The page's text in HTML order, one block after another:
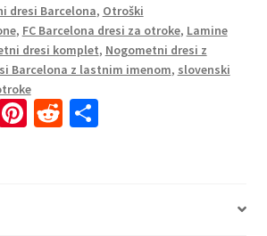
dresi Barcelona, Otroški
, FC Barcelona dresi za otroke, Lamine
dresi komplet, Nogometni dresi z
Barcelona z lastnim imenom, slovenski
Pi R S